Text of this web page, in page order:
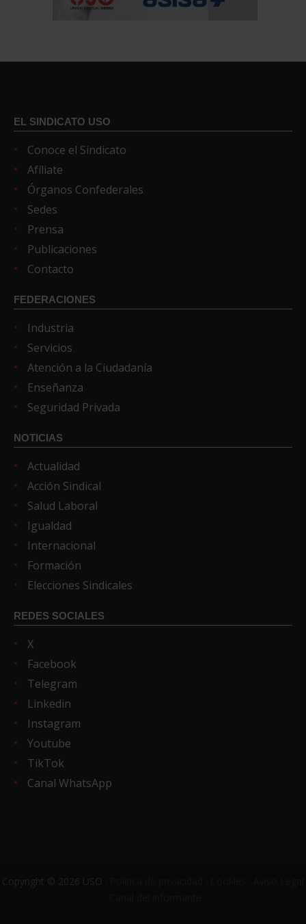
EL SINDICATO USO
Conoce el Sindicato
Afíliate
Órganos Confederales
Sedes
Prensa
Publicaciones
Contacto
FEDERACIONES
Industria
Servicios
Atención a la Ciudadanía
Enseñanza
Seguridad Privada
NOTICIAS
Actualidad
Acción Sindical
Salud Laboral
Igualdad
Internacional
Formación
Elecciones Sindicales
REDES SOCIALES
X
Facebook
Telegram
Linkedin
Instagram
Youtube
TikTok
Canal WhatsApp
Copyright © 2026 USO ·